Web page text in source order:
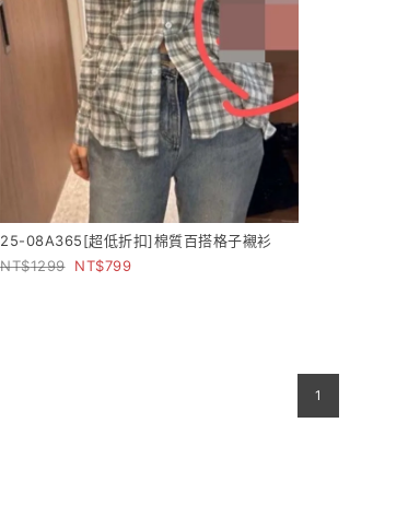
25-08A365[超低折扣]棉質百搭格子襯衫
1299
799
1